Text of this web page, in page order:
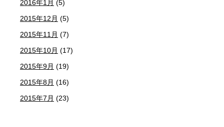
2016年1月 (5)
2015年12月 (5)
2015年11月 (7)
2015年10月 (17)
2015年9月 (19)
2015年8月 (16)
2015年7月 (23)